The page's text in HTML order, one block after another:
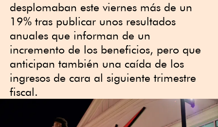
desplomaban este viernes más de un
19% tras publicar unos resultados
anuales que informan de un
incremento de los beneficios, pero que
anticipan también una caída de los
ingresos de cara al siguiente trimestre
fiscal.